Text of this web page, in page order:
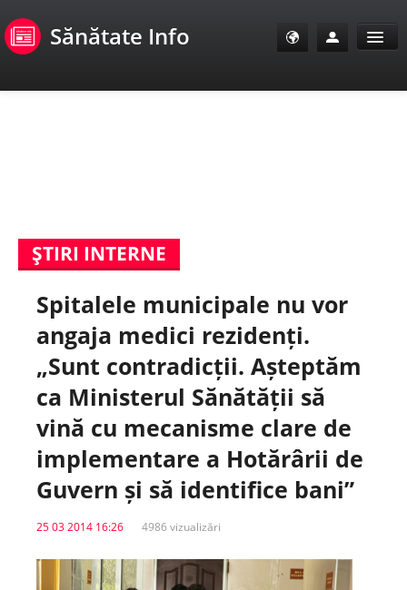
Sănătate Info
E-Sănătate Pacienți
E-Sănătate Medici
E-Sănătate Instituții
Tuberculoza Info
Spitale.MD
Centrul PAS
ŞTIRI INTERNE
Spitalele municipale nu vor
angaja medici rezidenți.
„Sunt contradicții. Așteptăm
ca Ministerul Sănătății să
vină cu mecanisme clare de
implementare a Hotărârii de
Guvern și să identifice bani”
25 03 2014 16:26 4986 vizualizări